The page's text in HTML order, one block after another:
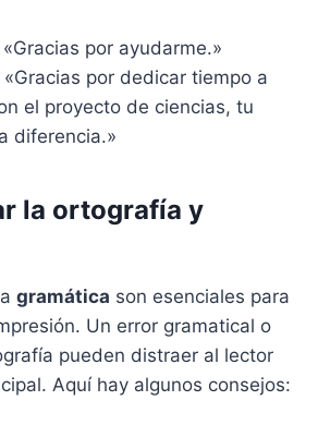
«Gracias por ayudarme.»
«Gracias por dedicar tiempo a
el proyecto de ciencias, tu
diferencia.»
la ortografía y
gramática son esenciales para
Un error gramatical o
pueden distraer al lector
Aquí hay algunos consejos: